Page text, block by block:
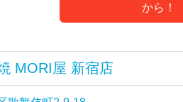
から！
MORI屋 新宿店